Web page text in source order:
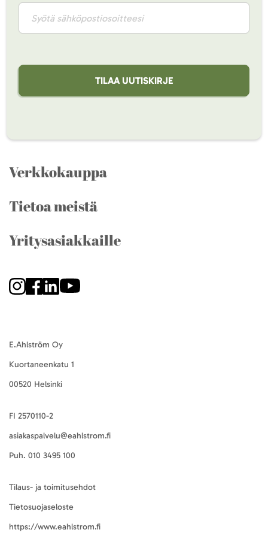
TILAA UUTISKIRJE
Verkkokauppa
Tietoa meistä
Yritysasiakkaille
E.Ahlström Oy
Kuortaneenkatu 1
00520 Helsinki
FI 2570110-2
asiakaspalvelu@eahlstrom.fi
Puh. 010 3495 100
Tilaus- ja toimitusehdot
Tietosuojaseloste
https://www.eahlstrom.fi